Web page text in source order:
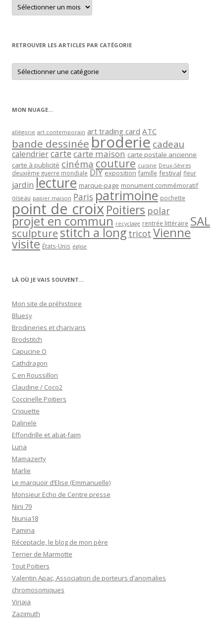
un
article
RETROUVER LES ARTICLES PAR CATÉGORIE
Retrouver
les
articles
MON NUAGE…
allégorie art contemporain art trading card ATC
bande dessinée broderie cadeau
calendriercartecarte maison carte postale ancienne
carte à publicité cinéma couture cuisine Deux-Sèvres
deuxième guerre mondiale DIY exposition famille festival fleur
jardin lecture marque-page monument commémoratif
oiseau papier maison Paris patrimoine pochette
point de croixPoitiers polar
projet en commun recyclage rentrée littéraire SAL
sculpturestitch a long tricot Vienne
visite États-Unis église
LÀ OÙ JE VAIS SOUVENT…
Mon site de préhistoire
Bluesy
Brodineries et charivaris
Brodstitch
Capucine O
Cathdragon
C en Roussillon
Claudine / Coco2
Coccinelle Poitiers
Criquette
Dalinele
Effondrille et abat-faim
Luna
Mamazerty
Marlie
Le marquoir d’Elise (Emmanuelle)
Monsieur Echo de Centre presse
Nini 79
Niunia18
Pamina
Réceptacle, le blog de mon père
Terrier de Marmotte
Tout Poitiers
Valentin Apac, Association de porteurs d’anomalies
chromosomiques
Virjaja
Zazimuth